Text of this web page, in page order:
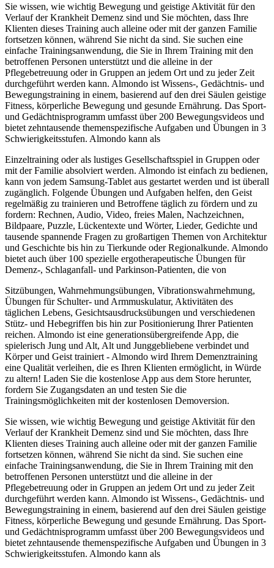
Sie wissen, wie wichtig Bewegung und geistige Aktivität für den
Verlauf der Krankheit Demenz sind und Sie möchten, dass Ihre
Klienten dieses Training auch alleine oder mit der ganzen Familie
fortsetzen können, während Sie nicht da sind. Sie suchen eine
einfache Trainingsanwendung, die Sie in Ihrem Training mit den
betroffenen Personen unterstützt und die alleine in der
Pflegebetreuung oder in Gruppen an jedem Ort und zu jeder Zeit
durchgeführt werden kann. Almondo ist Wissens-, Gedächtnis- und
Bewegungstraining in einem, basierend auf den drei Säulen geistige
Fitness, körperliche Bewegung und gesunde Ernährung. Das Sport-
und Gedächtnisprogramm umfasst über 200 Bewegungsvideos und
bietet zehntausende themenspezifische Aufgaben und Übungen in 3
Schwierigkeitsstufen. Almondo kann als
Einzeltraining oder als lustiges Gesellschaftsspiel in Gruppen oder
mit der Familie absolviert werden. Almondo ist einfach zu bedienen,
kann von jedem Samsung-Tablet aus gestartet werden und ist überall
zugänglich. Folgende Übungen und Aufgaben helfen, den Geist
regelmäßig zu trainieren und Betroffene täglich zu fördern und zu
fordern: Rechnen, Audio, Video, freies Malen, Nachzeichnen,
Bildpaare, Puzzle, Lückentexte und Wörter, Lieder, Gedichte und
tausende spannende Fragen zu großartigen Themen von Architektur
und Geschichte bis hin zu Tierkunde oder Regionalkunde. Almondo
bietet auch über 100 spezielle ergotherapeutische Übungen für
Demenz-, Schlaganfall- und Parkinson-Patienten, die von
Sitzübungen, Wahrnehmungsübungen, Vibrationswahrnehmung,
Übungen für Schulter- und Armmuskulatur, Aktivitäten des
täglichen Lebens, Gesichtsausdrucksübungen und verschiedenen
Stütz- und Hebegriffen bis hin zur Positionierung Ihrer Patienten
reichen. Almondo ist eine generationsübergreifende App, die
spielerisch Jung und Alt, Alt und Junggebliebene verbindet und
Körper und Geist trainiert - Almondo wird Ihrem Demenztraining
eine Qualität verleihen, die es Ihren Klienten ermöglicht, in Würde
zu altern! Laden Sie die kostenlose App aus dem Store herunter,
fordern Sie Zugangsdaten an und testen Sie die
Trainingsmöglichkeiten mit der kostenlosen Demoversion.
Sie wissen, wie wichtig Bewegung und geistige Aktivität für den
Verlauf der Krankheit Demenz sind und Sie möchten, dass Ihre
Klienten dieses Training auch alleine oder mit der ganzen Familie
fortsetzen können, während Sie nicht da sind. Sie suchen eine
einfache Trainingsanwendung, die Sie in Ihrem Training mit den
betroffenen Personen unterstützt und die alleine in der
Pflegebetreuung oder in Gruppen an jedem Ort und zu jeder Zeit
durchgeführt werden kann. Almondo ist Wissens-, Gedächtnis- und
Bewegungstraining in einem, basierend auf den drei Säulen geistige
Fitness, körperliche Bewegung und gesunde Ernährung. Das Sport-
und Gedächtnisprogramm umfasst über 200 Bewegungsvideos und
bietet zehntausende themenspezifische Aufgaben und Übungen in 3
Schwierigkeitsstufen. Almondo kann als